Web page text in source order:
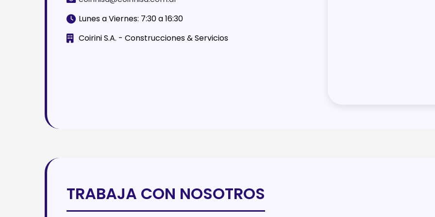
Lunes a Viernes: 7:30 a 16:30
Coirini S.A. - Construcciones & Servicios
TRABAJA CON NOSOTROS